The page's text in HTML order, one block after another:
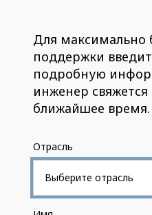
Для максимально
поддержки
подробную
инженер
ближайшее время.
Отрасль